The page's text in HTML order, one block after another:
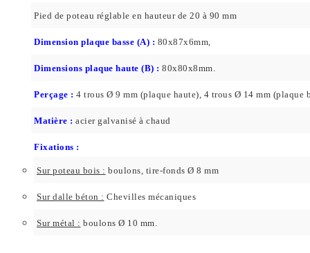
Pied de poteau réglable en hauteur de 20 à 90 mm
Dimension plaque basse (A) : 80x87x6mm,
Dimensions plaque haute (B) : 80x80x8mm.
Perçage : 4 trous Ø 9 mm (plaque haute), 4 trous Ø 14 mm (plaque
Matière : acier galvanisé à chaud
Fixations :
Sur poteau bois : boulons, tire-fonds Ø 8 mm
Sur dalle béton : Chevilles mécaniques
Sur métal : boulons Ø 10 mm.